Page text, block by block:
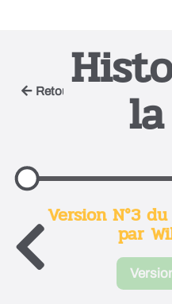
Retour
Version N°3
par